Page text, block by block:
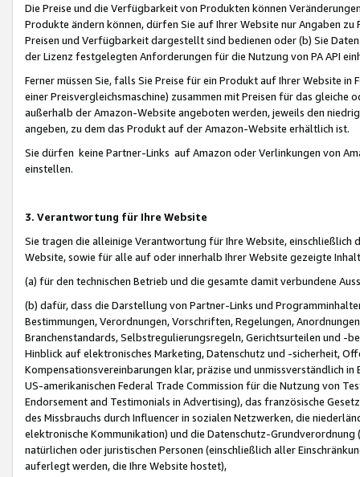
Die Preise und die Verfügbarkeit von Produkten können
Produkte ändern können, dürfen Sie auf Ihrer Website nur Angaben
Preisen und Verfügbarkeit dargestellt sind bedienen oder (b) Sie
der Lizenz festgelegten Anforderungen für die Nutzung von PA API
Ferner müssen Sie, falls Sie Preise für ein Produkt auf Ihrer Website
einer Preisvergleichsmaschine) zusammen mit Preisen für das
außerhalb der Amazon-Website angeboten werden, jeweils den
angeben, zu dem das Produkt auf der Amazon-Website erhältlich ist.
Sie dürfen keine Partner-Links auf Amazon oder Verlinkungen von
einstellen.
3. Verantwortung für Ihre Website
Sie tragen die alleinige Verantwortung für Ihre Website,
Website, sowie für alle auf oder innerhalb Ihrer Website gezeigte
(a) für den technischen Betrieb und die gesamte damit verbundene
(b) dafür, dass die Darstellung von Partner-Links und
Bestimmungen, Verordnungen, Vorschriften, Regelungen,
Branchenstandards, Selbstregulierungsregeln, Gerichtsurteilen und -
Hinblick auf elektronisches Marketing, Datenschutz und -sicherheit,
Kompensationsvereinbarungen klar, präzise und unmissverständlich
US-amerikanischen Federal Trade Commission für die Nutzung von
Endorsement and Testimonials in Advertising), das französische
des Missbrauchs durch Influencer in sozialen Netzwerken, die
elektronische Kommunikation) und die Datenschutz-
natürlichen oder juristischen Personen (einschließlich aller
auferlegt werden, die Ihre Website hostet),